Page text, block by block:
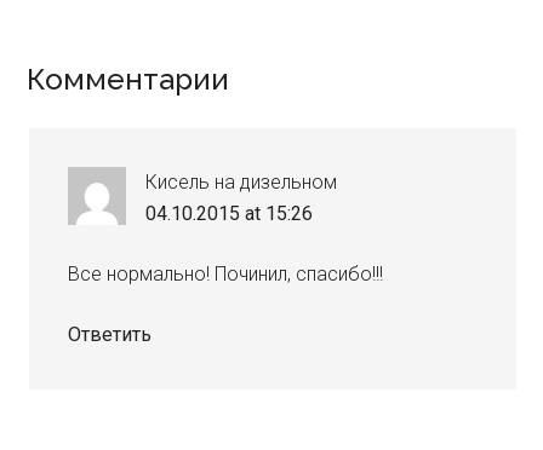
Reader
Комментарии
Кисель на дизельном
04.10.2015 at 15:26
Все нормально! Починил, спасибо!!!
Ответить